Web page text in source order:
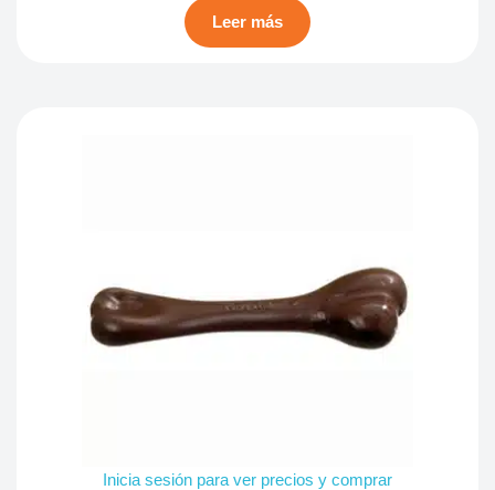
Leer más
Inicia sesión para ver precios y comprar